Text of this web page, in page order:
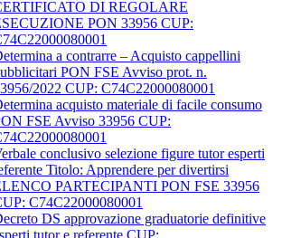
DI REGOLARE
PON 33956 CUP:
a contrarre – Acquisto cappellini
PON FSE Avviso prot. n.
2022 CUP: C74C22000080001
acquisto materiale di facile consumo
FSE Avviso 33956 CUP:
conclusivo selezione figure tutor esperti
Titolo: Apprendere per divertirsi
PARTECIPANTI PON FSE 33956
C74C22000080001
DS approvazione graduatorie definitive